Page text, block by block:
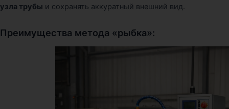
узла трубы и сохранять аккуратный внешний вид.
Преимущества метода «рыбка»: